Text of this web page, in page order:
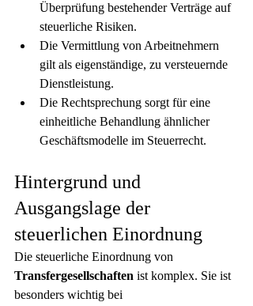
Überprüfung bestehender Verträge auf
steuerliche Risiken.
Die Vermittlung von Arbeitnehmern
gilt als eigenständige, zu versteuernde
Dienstleistung.
Die Rechtsprechung sorgt für eine
einheitliche Behandlung ähnlicher
Geschäftsmodelle im Steuerrecht.
Hintergrund und
Ausgangslage der
steuerlichen Einordnung
Die steuerliche Einordnung von
Transfergesellschaften ist komplex. Sie ist
besonders wichtig bei